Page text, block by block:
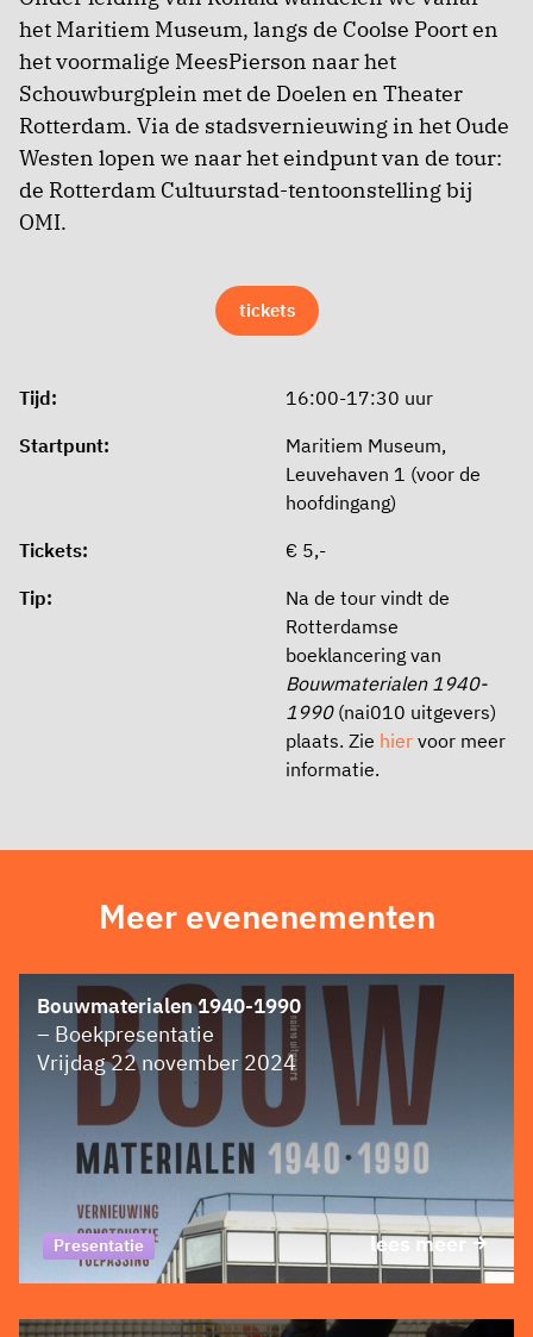
het Maritiem Museum, langs de Coolse Poort en
het voormalige MeesPierson naar het
Schouwburgplein met de Doelen en Theater
Rotterdam. Via de stadsvernieuwing in het Oude
Westen lopen we naar het eindpunt van de tour:
de Rotterdam Cultuurstad-tentoonstelling bij
OMI.
tickets
Tijd:
16:00-17:30 uur
Startpunt:
Maritiem Museum,
Leuvehaven 1 (voor de
hoofdingang)
Tickets:
€ 5,-
Tip:
Na de tour vindt de
Rotterdamse
boeklancering van
Bouwmaterialen 1940-
1990 (nai010 uitgevers)
plaats. Zie hier voor meer
informatie.
Meer evenenementen
Bouwmaterialen 1940-1990
– Boekpresentatie
Vrijdag 22 november 2024
lees meer
Presentatie